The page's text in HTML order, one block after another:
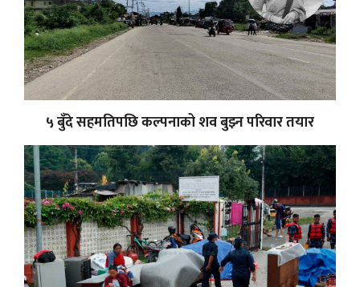
५ बुँदे सहमतिपछि कल्पनाको शव बुझ्न परिवार तयार